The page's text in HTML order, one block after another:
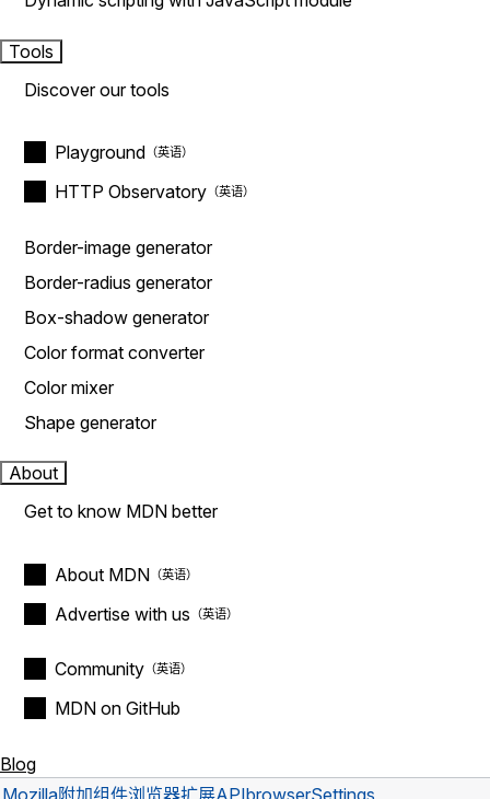
Tools
Discover our tools
Playground
HTTP Observatory
Border-image generator
Border-radius generator
Box-shadow generator
Color format converter
Color mixer
Shape generator
About
Get to know MDN better
About MDN
Advertise with us
Community
MDN on GitHub
Blog
Mozilla附加组件浏览器扩展APIbrowserSettings